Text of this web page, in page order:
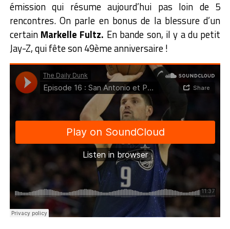
émission qui résume aujourd’hui pas loin de 5
rencontres. On parle en bonus de la blessure d’un
certain Markelle Fultz. En bande son, il y a du petit
Jay-Z, qui fête son 49ème anniversaire !